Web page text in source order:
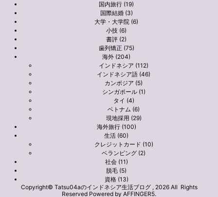
国内旅行 (19)
国際結婚 (3)
大学・大学院 (6)
小技 (6)
書評 (2)
歯列矯正 (75)
海外 (204)
インドネシア (112)
インドネシア語 (46)
カンボジア (5)
シンガポール (1)
タイ (4)
ベトナム (6)
現地採用 (29)
海外旅行 (100)
生活 (60)
クレジットカード (10)
ベランピング (2)
社会 (11)
脱毛 (5)
資格 (13)
Copyright© Tatsu04aのインドネシア生活ブログ , 2026 All Rights
Reserved Powered by AFFINGER5.